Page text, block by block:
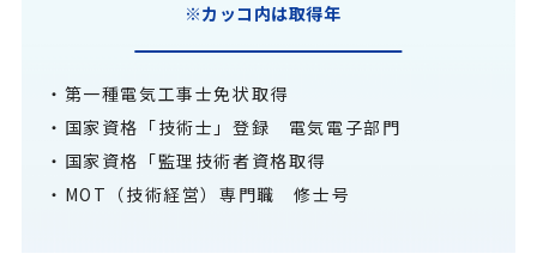
※カッコ内は取得年
・第一種電気工事士免状取得
・国家資格「技術士」登録 電気電子部門
・国家資格「監理技術者資格取得
・MOT（技術経営）専門職 修士号